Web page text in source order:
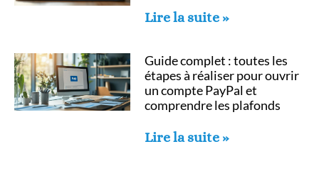
Lire la suite »
Guide complet : toutes les
étapes à réaliser pour ouvrir
un compte PayPal et
comprendre les plafonds
Lire la suite »